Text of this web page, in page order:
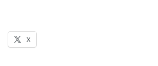
X